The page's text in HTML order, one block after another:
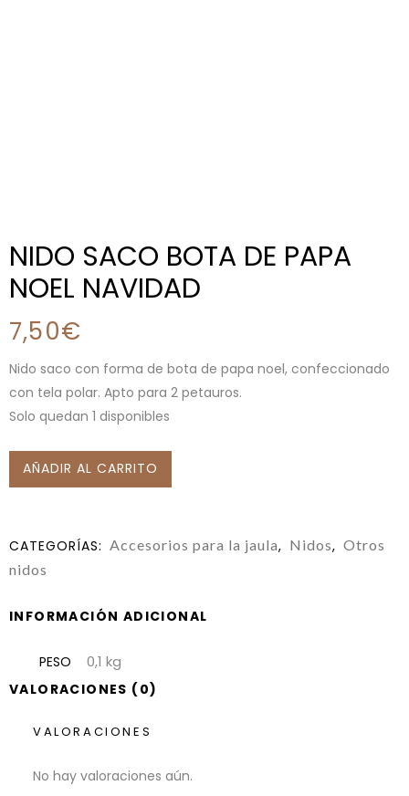
NIDO SACO BOTA DE PAPA
NOEL NAVIDAD
7,50€
Nido saco con forma de bota de papa noel, confeccionado
con tela polar. Apto para 2 petauros.
Solo quedan 1 disponibles
AÑADIR AL CARRITO
CATEGORÍAS: Accesorios para la jaula, Nidos, Otros
nidos
INFORMACIÓN ADICIONAL
PESO 0,1 kg
VALORACIONES (0)
VALORACIONES
No hay valoraciones aún.